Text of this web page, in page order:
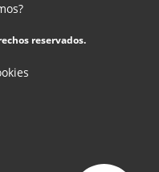
reservados.